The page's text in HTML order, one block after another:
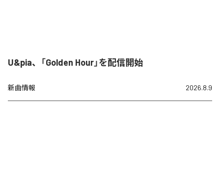
U&pia、「Golden Hour」を配信開始
新曲情報 2026.8.9